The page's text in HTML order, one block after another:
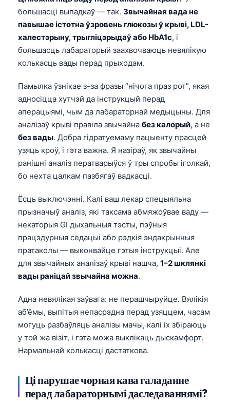
большасці выпадкаў — так. Звычайная вада не
павышае істотна ўзровень глюкозы ў крыві, LDL-
халестэрыну, трыгліцэрыдаў або HbA1c, і
большасць лабараторый заахвочваюць невялікую
колькасць вады перад прыходам.
Памылка ўзнікае з-за фразы “нічога праз рот”, якая
адносіцца хутчэй да інструкцый перад
аперацыямі, чым да лабараторнай медыцыны. Для
аналізаў крыві правіла звычайна без калорый, а не
без вады. Добра гідратуемаму пацыенту прасцей
узяць кроў, і гэта важна. Я назіраў, як звычайны
ранішні аналіз ператварыўся ў тры спробы іголкай,
бо нехта цалкам пазбягаў вадкасці.
Ёсць выключэнні. Калі ваш лекар спецыяльна
прызначыў аналіз, які таксама абмяжоўвае ваду —
некаторыя GI дыхальныя тэсты, пэўныя
працэдурныя седацыі або рэдкія эндакрынныя
пратаколы — выконвайце гэтыя інструкцыі. Але
для звычайных аналізаў крыві нашча, 1–2 шклянкі
вады раніцай звычайна можна.
Адна невялікая заўвага: не перашчыруйце. Вялікія
аб’ёмы, выпітыя непасрэдна перад узяццем, часам
могуць разбаўляць аналізы мачы, калі іх збіраюць
у той жа візіт, і гэта можа выклікаць дыскамфорт.
Нармальнай колькасці дастаткова.
Ці парушае чорная кава галаданне
перад лабараторнымі даследаваннямі?